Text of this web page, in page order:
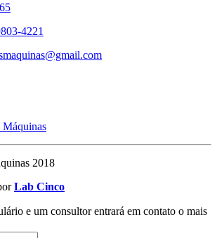
4221
Máquinas
2018
Lab Cinco
e um consultor entrará em contato o mais